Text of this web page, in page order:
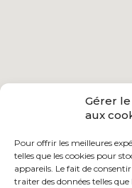
Gérer
aux
Pour offrir les meilleures
telles que les cookies pour
appareils. Le fait de
traiter des données telles